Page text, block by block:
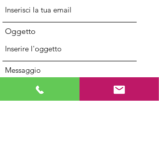
Oggetto
Messaggio